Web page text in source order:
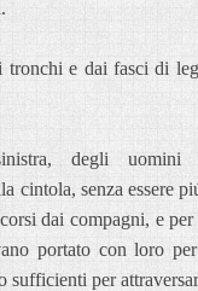
e dai fasci di
degli uomini
cintola, senza essere
dai compagni, e
portato con loro
sufficienti per